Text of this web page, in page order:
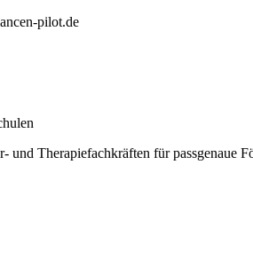
pilot.de
Therapiefachkräften für passgenaue